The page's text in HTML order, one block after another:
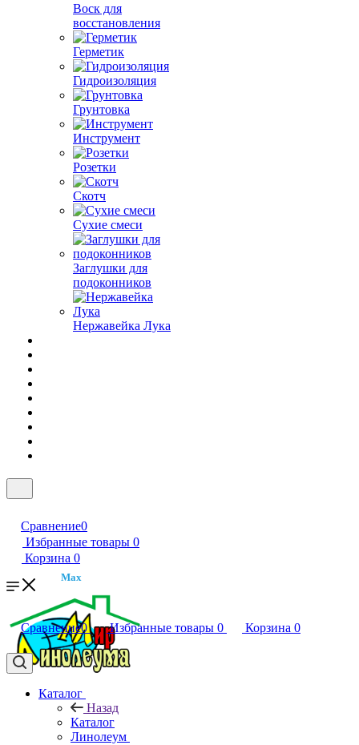
Воск для
восстановления
Герметик
Гидроизоляция
Грунтовка
Инструмент
Розетки
Скотч
Сухие смеси
Заглушки для
подоконников
Нержавейка Лука
Сравнение0
Избранные товары 0
Корзина 0
Max
Сравнение0 Избранные товары 0 Корзина 0
Каталог
Назад
Каталог
Линолеум